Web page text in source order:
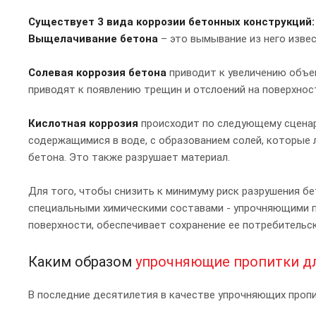
Существует 3 вида коррозии бетонных
Выщелачивание бетона – это вымывание из него
Солевая коррозия бетона приводит к увеличению
приводят к появлению трещин и отслоений на
Кислотная коррозия происходит по следующему
содержащимися в воде, с образованием солей,
бетона. Это также разрушает материал.
Для того, чтобы снизить к минимуму риск разрушения
специальными химическими составами -
поверхности, обеспечивает сохранение ее
Каким образом упрочняющие пропитки
В последние десятилетия в качестве упрочняющих